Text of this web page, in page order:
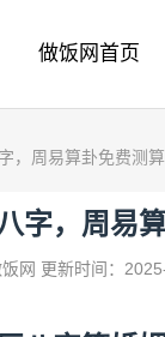
做饭网首页
，周易算卦免费测
字，周易
网 更新时间：